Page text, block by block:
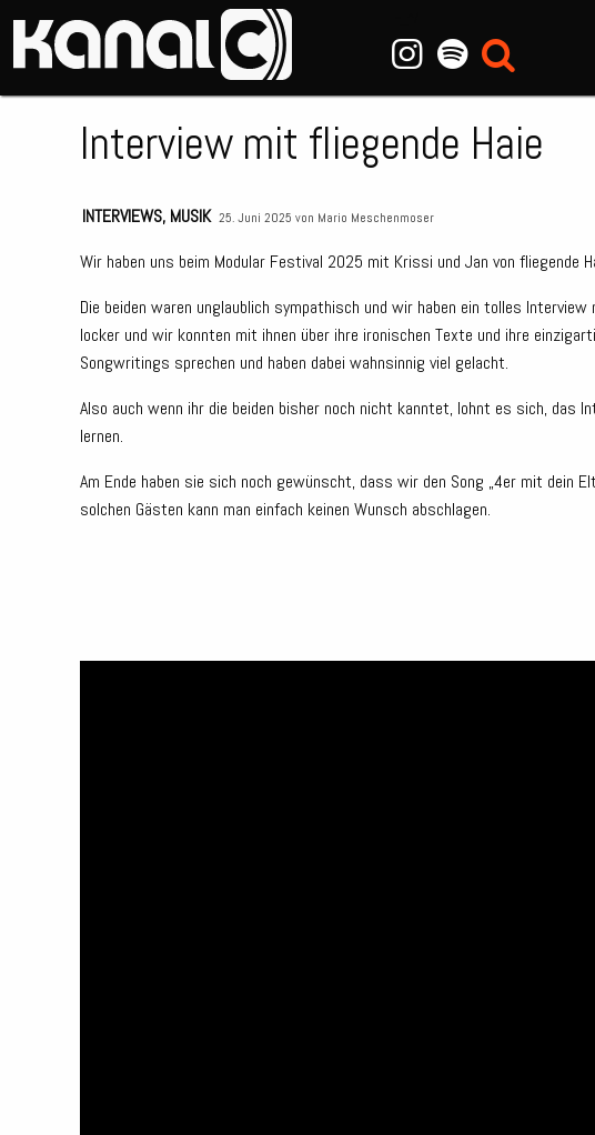
Interview mit fliegende Haie
INTERVIEWS, MUSIK 25. Juni 2025 von Mario Meschenmoser
Wir haben uns beim Modular Festival 2025 mit Krissi und Jan von fliegende
Die beiden waren unglaublich sympathisch und wir haben ein tolles
locker und wir konnten mit ihnen über ihre ironischen Texte und ihre
Songwritings sprechen und haben dabei wahnsinnig viel gelacht.
Also auch wenn ihr die beiden bisher noch nicht kanntet, lohnt es sich, das
lernen.
Am Ende haben sie sich noch gewünscht, dass wir den Song „4er mit dein
solchen Gästen kann man einfach keinen Wunsch abschlagen.